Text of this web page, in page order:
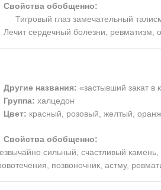
Свойства обобщенно:
Тигровый глаз замечательный
Лечит сердечный болезни,
Другие названия: «застывший закат в
Группа: халцедон
Цвет: красный, розовый, желтый,
Свойства обобщенно:
сильный, счастливый камень,
позвоночник, астму,